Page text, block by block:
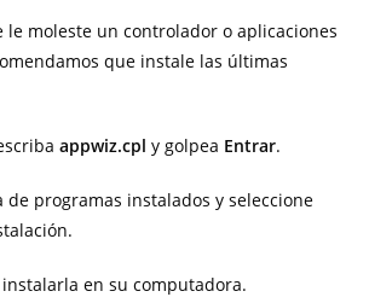
moleste un controlador o aplicaciones
que instale las últimas
appwiz.cpl y golpea Entrar.
programas instalados y seleccione
en su computadora.